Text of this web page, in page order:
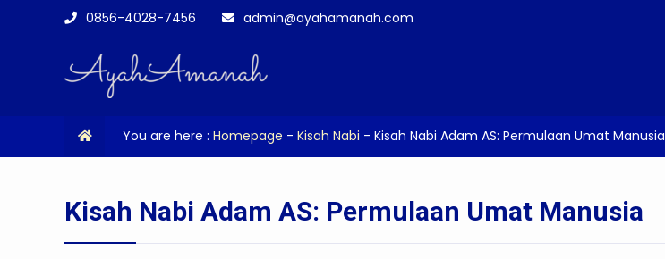
0856-4028-7456 admin@ayahamanah.com
You are here : Homepage - Kisah Nabi - Kisah Nabi Adam AS: Permulaan Umat Manusia
Kisah Nabi Adam AS: Permulaan Umat Manusia